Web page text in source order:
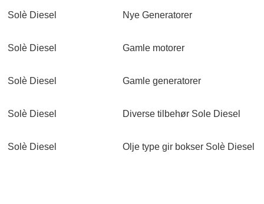
Solè Diesel Nye Generatorer
Solè Diesel Gamle motorer
Solè Diesel Gamle generatorer
Solè Diesel Diverse tilbehør Sole Diesel
Solè Diesel Olje type gir bokser Solè Diesel